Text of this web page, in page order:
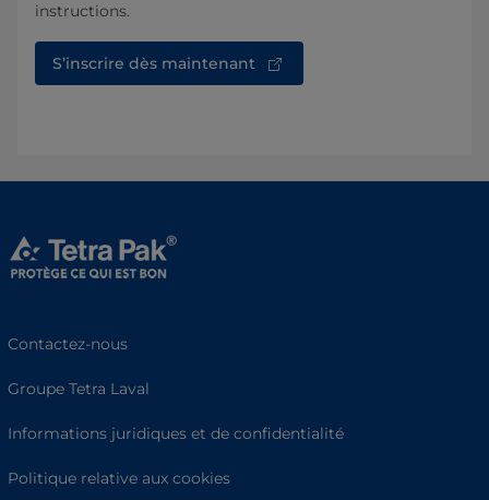
instructions.
S’inscrire dès maintenant
Contactez-nous
Groupe Tetra Laval
Informations juridiques et de confidentialité
Politique relative aux cookies